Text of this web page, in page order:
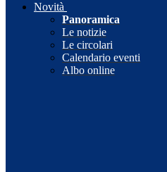
Novità
Panoramica
Le notizie
Le circolari
Calendario eventi
Albo online